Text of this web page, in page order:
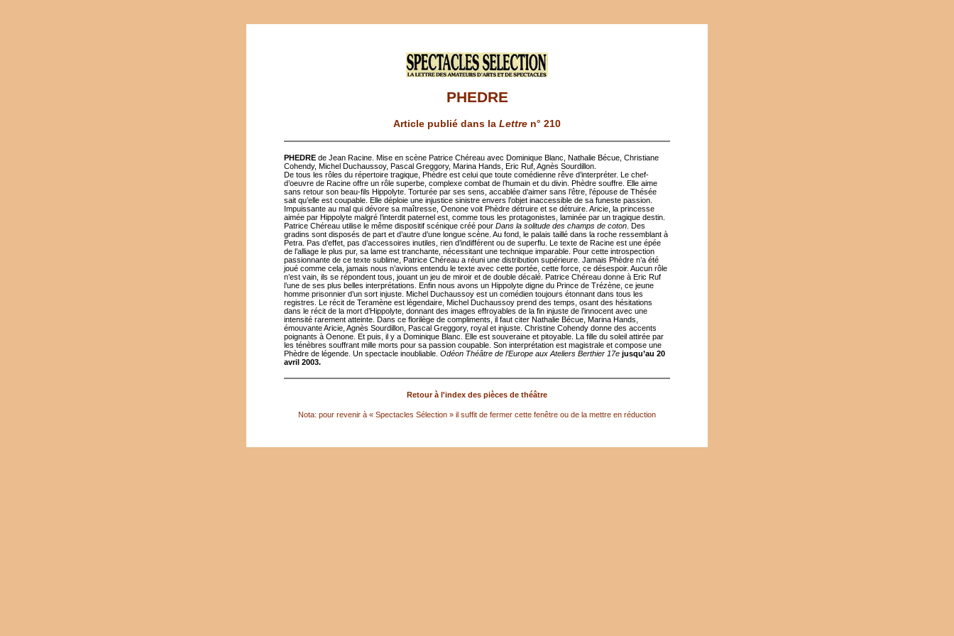
PHEDRE
Article publié dans la Lettre n° 210
PHEDRE de Jean Racine. Mise en scène Patrice Chéreau avec Dominique Blanc, Nathalie Bécue, Christiane
Cohendy, Michel Duchaussoy, Pascal Greggory, Marina Hands, Eric Ruf, Agnès Sourdillon.
De tous les rôles du répertoire tragique, Phèdre est celui que toute comédienne rêve d’interpréter. Le chef-
d’oeuvre de Racine offre un rôle superbe, complexe combat de l’humain et du divin. Phèdre souffre. Elle aime
sans retour son beau-fils Hippolyte. Torturée par ses sens, accablée d’aimer sans l’être, l’épouse de Thésée
sait qu’elle est coupable. Elle déploie une injustice sinistre envers l’objet inaccessible de sa funeste passion.
Impuissante au mal qui dévore sa maîtresse, Oenone voit Phèdre détruire et se détruire. Aricie, la princesse
aimée par Hippolyte malgré l’interdit paternel est, comme tous les protagonistes, laminée par un tragique destin.
Patrice Chéreau utilise le même dispositif scénique créé pour Dans la solitude des champs de coton . Des
gradins sont disposés de part et d’autre d’une longue scène. Au fond, le palais taillé dans la roche ressemblant à
Petra. Pas d’effet, pas d’accessoires inutiles, rien d’indifférent ou de superflu. Le texte de Racine est une épée
de l’alliage le plus pur, sa lame est tranchante, nécessitant une technique imparable. Pour cette introspection
passionnante de ce texte sublime, Patrice Chéreau a réuni une distribution supérieure. Jamais Phèdre n’a été
joué comme cela, jamais nous n’avions entendu le texte avec cette portée, cette force, ce désespoir. Aucun rôle
n’est vain, ils se répondent tous, jouant un jeu de miroir et de double décalé. Patrice Chéreau donne à Eric Ruf
l’une de ses plus belles interprétations. Enfin nous avons un Hippolyte digne du Prince de Trézène, ce jeune
homme prisonnier d’un sort injuste. Michel Duchaussoy est un comédien toujours étonnant dans tous les
registres. Le récit de Teramène est légendaire, Michel Duchaussoy prend des temps, osant des hésitations
dans le récit de la mort d’Hippolyte, donnant des images effroyables de la fin injuste de l’innocent avec une
intensité rarement atteinte. Dans ce florilège de compliments, il faut citer Nathalie Bécue, Marina Hands,
émouvante Aricie, Agnès Sourdillon, Pascal Greggory, royal et injuste. Christine Cohendy donne des accents
poignants à Oenone. Et puis, il y a Dominique Blanc. Elle est souveraine et pitoyable. La fille du soleil attirée par
les ténèbres souffrant mille morts pour sa passion coupable. Son interprétation est magistrale et compose une
Phèdre de légende. Un spectacle inoubliable. Odéon Théâtre de l’Europe aux Ateliers Berthier 17e jusqu’au 20
avril 2003.
Retour à l'index des pièces de théâtre
Nota: pour revenir à « Spectacles Sélection » il suffit de fermer cette fenêtre ou de la mettre en réduction